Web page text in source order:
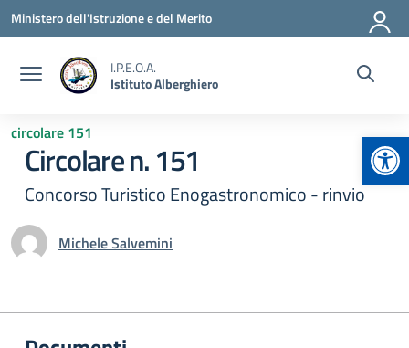
Vai ai contenuti
Vai al menu di navigazione
Vai al footer
Ministero dell'Istruzione e del Merito
I.P.E.O.A.
Istituto Alberghiero
circolare 151
Circolare n. 151
Concorso Turistico Enogastronomico - rinvio
Michele Salvemini